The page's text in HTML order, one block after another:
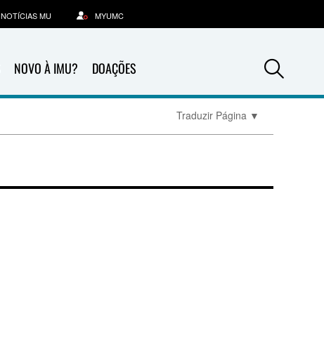
NOVO À IMU? DOAÇÕES
NOTÍCIAS MU MYUMC
Traduzir Página ▼